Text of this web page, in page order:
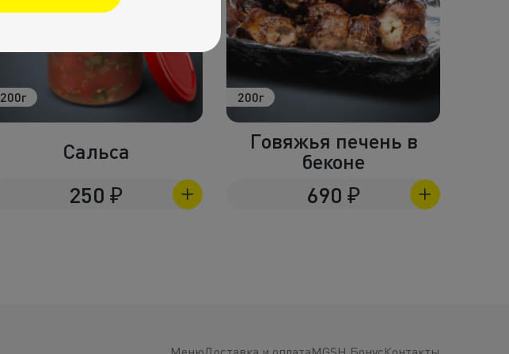
200г
Сальса
250 ₽
200г
Говяжья печень в
беконе
690 ₽